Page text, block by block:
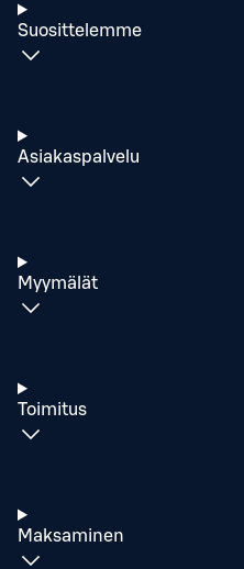
Suosittelemme
Asiakaspalvelu
Myymälät
Toimitus
Maksaminen